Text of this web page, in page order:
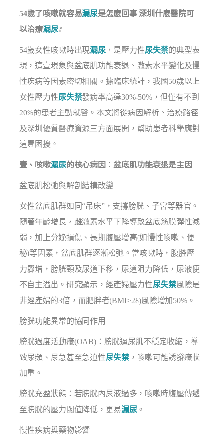
54歲了咳嗽就容易漏尿是怎麽回事|深圳什麽醫院可
以治療漏尿?
54歲女性咳嗽時出現漏尿 ，是壓力性尿失禁的典型表
現，這壹現象與盆底肌功能衰退、激素水平變化及慢
性疾病等因素密切相關。據臨床統計，我國50歲以上
女性壓力性尿失禁發病率高達30%-50%，但僅有不到
20%的患者主動就醫。本文將從病因解析、治療路徑
及深圳優質醫療資源三方面展開，幫助患者科學應對
這壹困擾。
壹、咳嗽漏尿的核心病因：盆底肌功能衰退是主因
盆底肌松弛與解剖結構改變
女性盆底肌群如同“吊床”，支撐膀胱、子宮等器官。
隨著年齡增長，雌激素水平下降導致盆底筋膜彈性減
弱，加上分娩損傷、長期腹壓增高(如慢性咳嗽、便
秘)等因素，盆底肌群逐漸松弛。當咳嗽時，腹腔壓
力驟增，膀胱頸及尿道下移，尿道阻力降低，尿液便
不自主溢出。研究顯示，經產婦壓力性尿失禁風險是
非經產婦的3倍，而肥胖者(BMI≥28)風險增加50%。
膀胱功能異常的協同作用
膀胱過度活動癥(OAB)：膀胱逼尿肌不穩定收縮，導
致尿頻、尿急甚至急迫性尿失禁 ，咳嗽可能誘發癥狀
加重。
膀胱充盈狀態：若膀胱內尿液過多，咳嗽時腹壓傳遞
至膀胱的壓力閾值降低，更易漏尿 。
慢性疾病與藥物影響